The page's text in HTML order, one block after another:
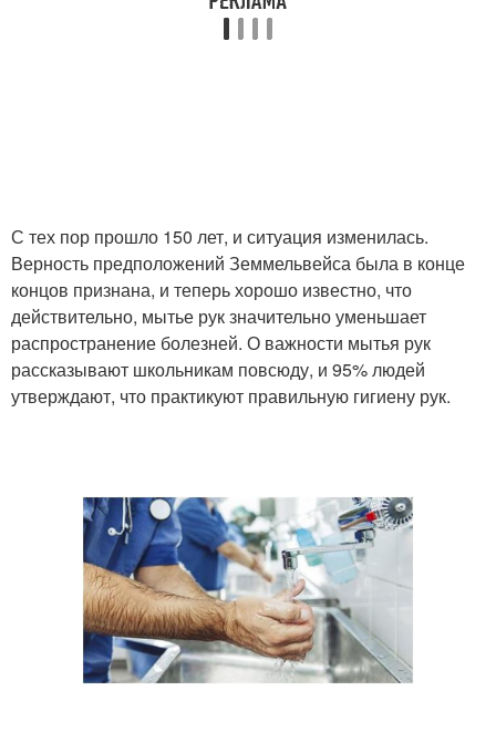
С тех пор прошло 150 лет, и ситуация изменилась.
Верность предположений Земмельвейса была в конце
концов признана, и теперь хорошо известно, что
действительно, мытье рук значительно уменьшает
распространение болезней. О важности мытья рук
рассказывают школьникам повсюду, и 95% людей
утверждают, что практикуют правильную гигиену рук.